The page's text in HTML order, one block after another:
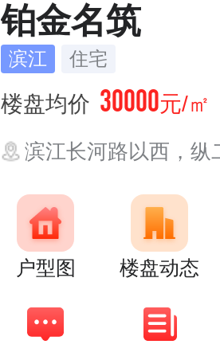
铂金名筑
滨江 住宅
楼盘均价 30000元/㎡
滨江长河路以西，纵
户型图 楼盘动态